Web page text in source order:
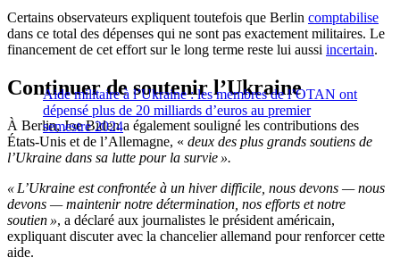
Certains observateurs expliquent toutefois que Berlin comptabilise
dans ce total des dépenses qui ne sont pas exactement militaires. Le
financement de cet effort sur le long terme reste lui aussi incertain.
Aide militaire à l’Ukraine : les membres de l’OTAN ont
dépensé plus de 20 milliards d’euros au premier
semestre 2024
Continuer de soutenir l’Ukraine
À Berlin, Joe Biden a également souligné les contributions des
États-Unis et de l’Allemagne, « deux des plus grands soutiens de
l’Ukraine dans sa lutte pour la survie ».
« L’Ukraine est confrontée à un hiver difficile, nous devons — nous
devons — maintenir notre détermination, nos efforts et notre
soutien », a déclaré aux journalistes le président américain,
expliquant discuter avec la chancelier allemand pour renforcer cette
aide.